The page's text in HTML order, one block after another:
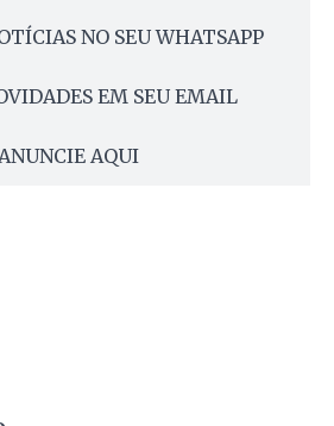
NO SEU WHATSAPP
EM SEU EMAIL
ANUNCIE AQUI